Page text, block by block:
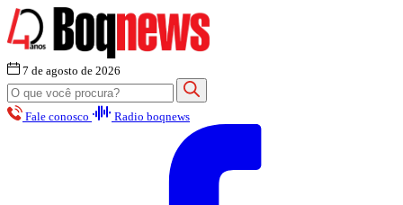
7 de agosto de 2026
Fale conosco Radio boqnews